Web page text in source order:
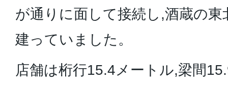
が通りに面して接続し,酒蔵の
建っていました。
店舗は桁行15.4メートル,梁間